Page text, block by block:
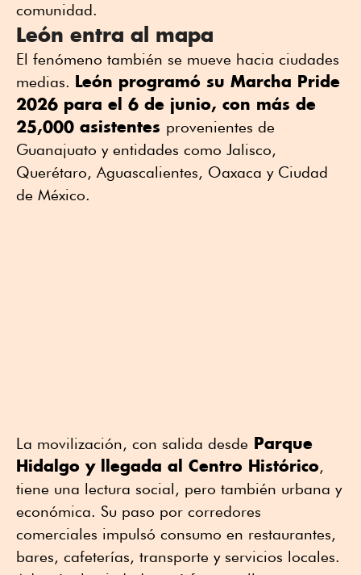
comunidad.
León entra al mapa
El fenómeno también se mueve hacia ciudades
medias. León programó su Marcha Pride
2026 para el 6 de junio, con más de
25,000 asistentes provenientes de
Guanajuato y entidades como Jalisco,
Querétaro, Aguascalientes, Oaxaca y Ciudad
de México.
La movilización, con salida desde Parque
Hidalgo y llegada al Centro Histórico,
tiene una lectura social, pero también urbana y
económica. Su paso por corredores
comerciales impulsó consumo en restaurantes,
bares, cafeterías, transporte y servicios locales.